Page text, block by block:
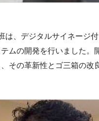
は、デジタルサイネージ
テムの開発を行いました。
、その革新性とゴ三箱の改